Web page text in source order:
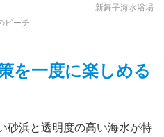
新舞子海水浴場
ビーチ
を一度に楽しめる
砂浜と透明度の高い海水が特